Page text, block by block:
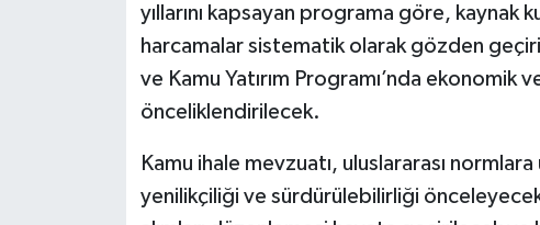
yıllarını kapsayan programa göre, kaynak
harcamalar sistematik olarak gözden
ve Kamu Yatırım Programı’nda
önceliklendirilecek.
Kamu ihale mevzuatı, uluslararası
yenilikçiliği ve sürdürülebilirliği